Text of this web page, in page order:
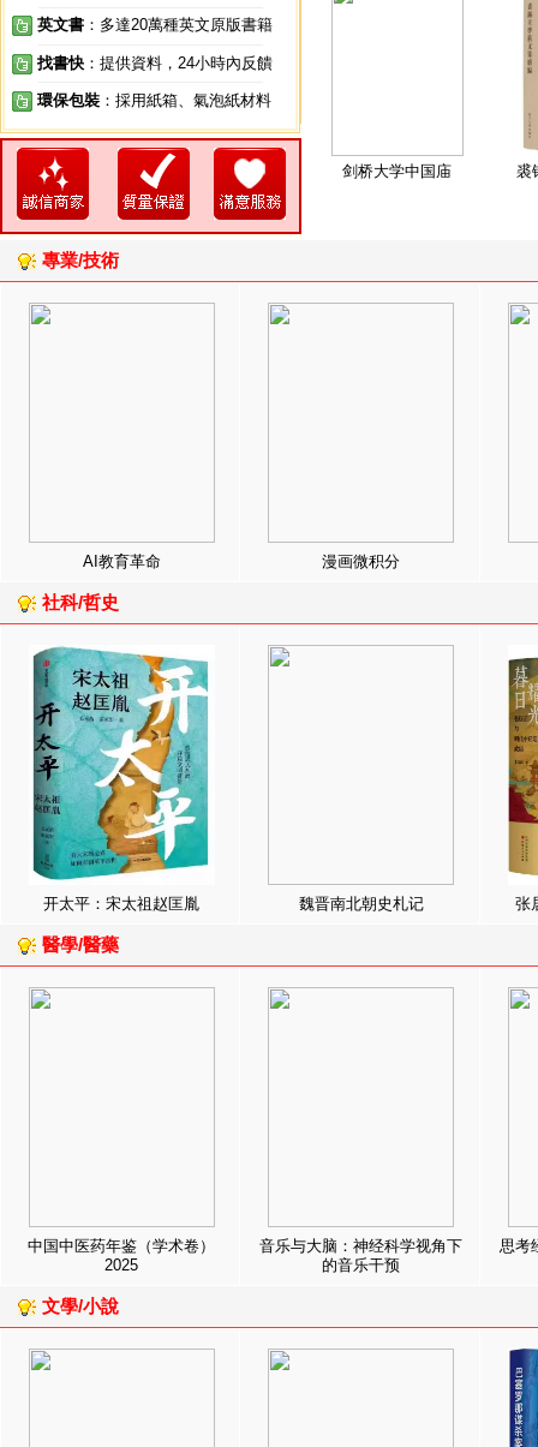
英文書 ：多達20萬種英文原版書籍
找書快 ：提供資料，24小時內反饋
環保包裝 ：採用紙箱、氣泡紙材料
剑桥大学中国庙 裘
專業/技術
AI教育革命 漫画微积分
社科/哲史
开太平：宋太祖赵匡胤 魏晋南北朝史札记 张
醫學/醫藥
中国中医药年鉴（学术卷）
2025
音乐与大脑：神经科学视角下
的音乐干预
思考
文學/小說